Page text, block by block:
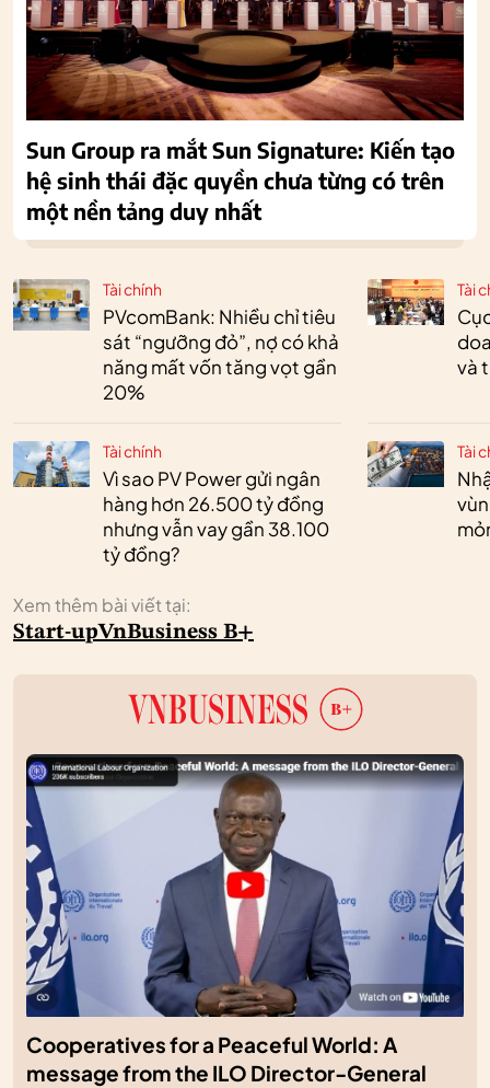
Tài chính
PVcomBank: Nhiều chỉ tiêu
sát “ngưỡng đỏ”, nợ có khả
năng mất vốn tăng vọt gần
20%
Tài chính
Vì sao PV Power gửi ngân
hàng hơn 26.500 tỷ đồng
nhưng vẫn vay gần 38.100
tỷ đồng?
Tài
và
Tài
Xem thêm bài viết tại:
Start-upVnBusiness B+
Sun Group ra mắt Sun Signature: Kiến tạo
hệ sinh thái đặc quyền chưa từng có trên
một nền tảng duy nhất
Cooperatives for a Peaceful World: A
message from the ILO Director-General